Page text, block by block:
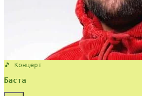
🎵 Концерт
Баста